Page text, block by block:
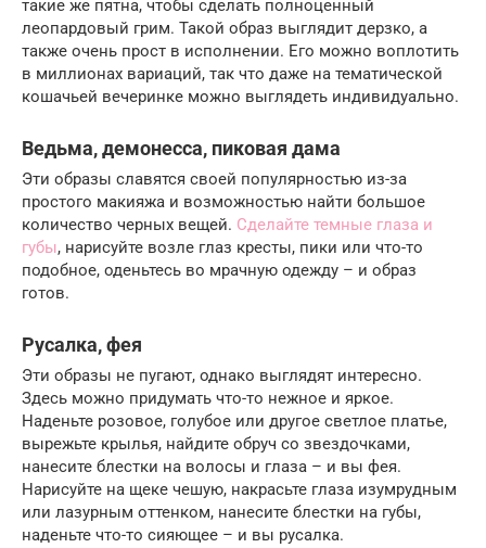
такие же пятна, чтобы сделать полноценный
леопардовый грим. Такой образ выглядит дерзко, а
также очень прост в исполнении. Его можно воплотить
в миллионах вариаций, так что даже на тематической
кошачьей вечеринке можно выглядеть индивидуально.
Ведьма, демонесса, пиковая дама
Эти образы славятся своей популярностью из-за
простого макияжа и возможностью найти большое
количество черных вещей. Сделайте темные глаза и
губы, нарисуйте возле глаз кресты, пики или что-то
подобное, оденьтесь во мрачную одежду – и образ
готов.
Русалка, фея
Эти образы не пугают, однако выглядят интересно.
Здесь можно придумать что-то нежное и яркое.
Наденьте розовое, голубое или другое светлое платье,
вырежьте крылья, найдите обруч со звездочками,
нанесите блестки на волосы и глаза – и вы фея.
Нарисуйте на щеке чешую, накрасьте глаза изумрудным
или лазурным оттенком, нанесите блестки на губы,
наденьте что-то сияющее – и вы русалка.